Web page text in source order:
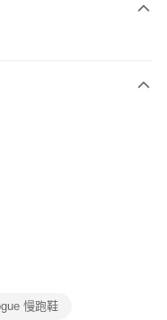
跳轉至「AFTEE先享後付」
的連結，可透過四大超商／
交易完成。
頁面顯示為準，若有關於
，請聯繫「AFTEE先享後付
support/home
慢跑鞋